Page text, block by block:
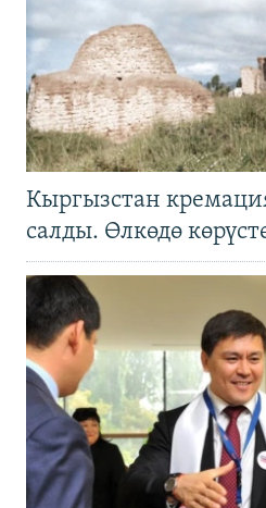
Кыргызстан
салды. Өлкөдө